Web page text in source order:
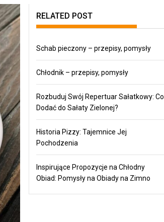
RELATED POST
Schab pieczony – przepisy, pomysły
Chłodnik – przepisy, pomysły
Rozbuduj Swój Repertuar Sałatkowy: Co
Dodać do Sałaty Zielonej?
Historia Pizzy: Tajemnice Jej
Pochodzenia
Inspirujące Propozycje na Chłodny
Obiad: Pomysły na Obiady na Zimno